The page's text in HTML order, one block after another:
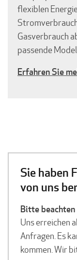
flexiblen
Gasverbrauch
passende
Erfahren Sie
Sie haben
von uns
Bitte beachten
Uns erreichen
Anfragen. Es
kommen. Wir